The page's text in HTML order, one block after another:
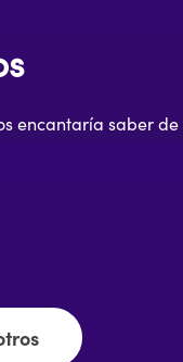
encantaría saber de